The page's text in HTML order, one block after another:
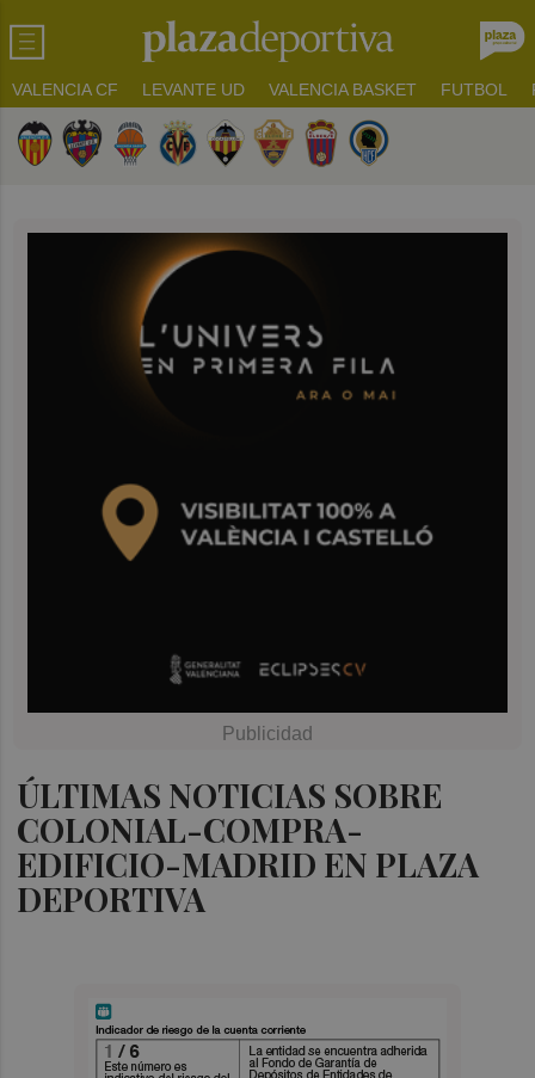
VALENCIA CF LEVANTE UD VALENCIA BASKET FUTBOL
ÚLTIMAS NOTICIAS SOBRE
COLONIAL-COMPRA-
EDIFICIO-MADRID EN PLAZA
DEPORTIVA